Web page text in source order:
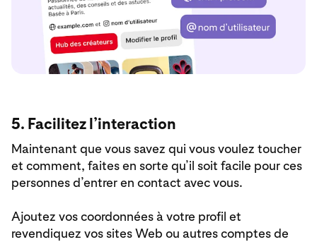
5. Facilitez l’interaction
Maintenant que vous savez qui vous voulez toucher
et comment, faites en sorte qu’il soit facile pour ces
personnes d’entrer en contact avec vous.
Ajoutez vos coordonnées à votre profil et
revendiquez vos sites Web ou autres comptes de